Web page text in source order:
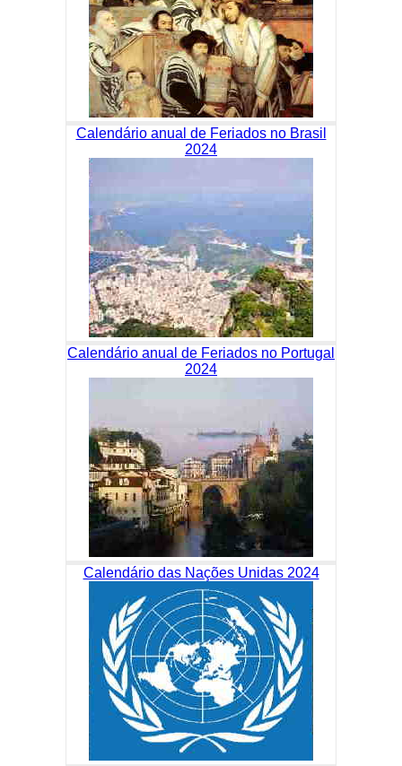
Calendário anual de Feriados no Brasil
2024
Calendário anual de Feriados no Portugal
2024
Calendário das Nações Unidas 2024